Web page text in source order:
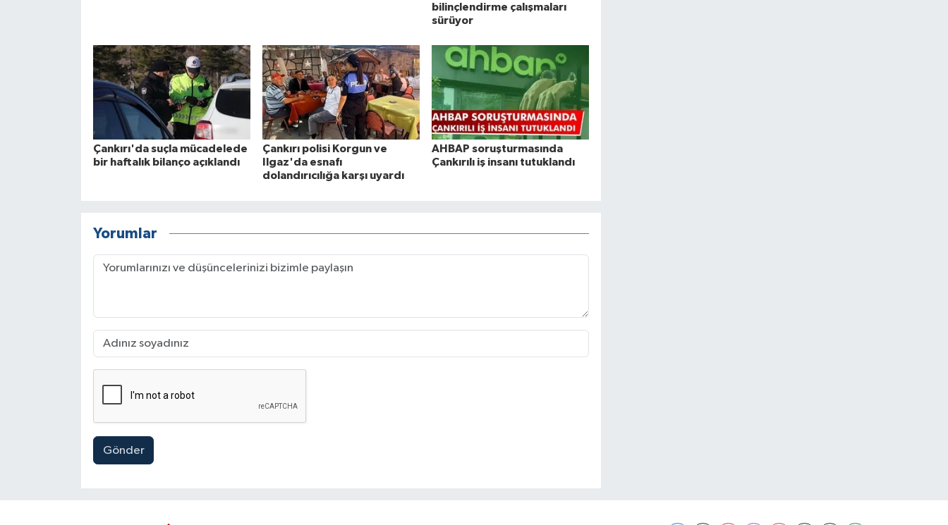
bilinçlendirme çalışmaları
sürüyor
Çankırı'da suçla mücadelede
bir haftalık bilanço açıklandı
Çankırı polisi Korgun ve
Ilgaz'da esnafı
dolandırıcılığa karşı uyardı
AHBAP soruşturmasında
Çankırılı iş insanı tutuklandı
Yorumlar
Gönder